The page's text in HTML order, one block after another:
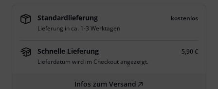
Standardlieferung
kostenlos
Lieferung in ca. 1-3 Werktagen
Schnelle Lieferung
5,90 €
Lieferdatum wird im Checkout angezeigt.
Infos zum Versand